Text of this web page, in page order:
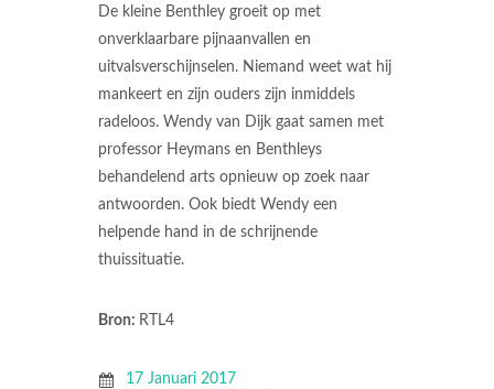
De kleine Benthley groeit op met
onverklaarbare pijnaanvallen en
uitvalsverschijnselen. Niemand weet wat hij
mankeert en zijn ouders zijn inmiddels
radeloos. Wendy van Dijk gaat samen met
professor Heymans en Benthleys
behandelend arts opnieuw op zoek naar
antwoorden. Ook biedt Wendy een
helpende hand in de schrijnende
thuissituatie.
Bron: RTL4
17 Januari 2017